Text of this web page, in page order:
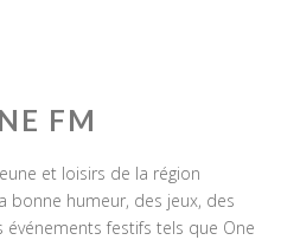
FM
et loisirs de la région
bonne humeur, des jeux, des
festifs tels que One